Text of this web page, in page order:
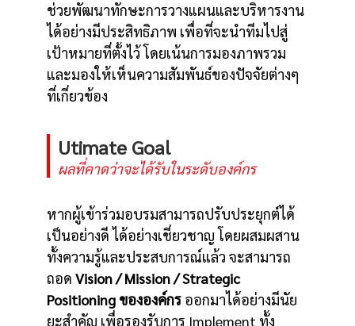
ช่วยพัฒนาทักษะการวางแผนและบริหารงาน
ได้อย่างมีประสิทธิภาพ เพื่อที่จะนำทีมไปสู่
เป้าหมายที่ตั้งไว้ โดยเน้นการมองภาพรวม
และมองให้เห็นความสัมพันธ์ของปัจจัยต่างๆ
ที่เกี่ยวข้อง
Utimate Goal
ผลที่คาดว่าจะได้รับในระดับองค์กร
หากผู้เข้าร่วมอบรมสามารถปรับประยุกต์ได้
เป็นอย่างดี ได้อย่างเชี่ยวชาญ โดยผสมผสาน
ทั้งความรู้และประสบการณ์แล้ว จะสามารถ
ถอด Vision / Mission / Strategic
Positioning ขององค์กร ออกมาได้อย่างมีนัย
ยะสำคัญ เพื่อรองรับการ Implement ทั้ง